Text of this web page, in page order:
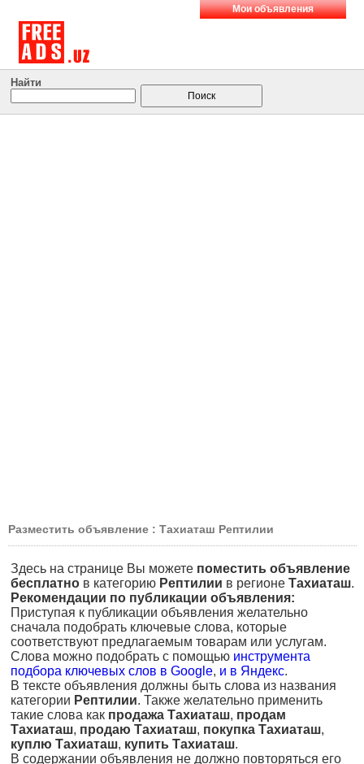
Мои объявления
Найти
Разместить объявление : Тахиаташ Рептилии
Здесь на странице Вы можете поместить объявление
бесплатно в категорию Рептилии в регионе Тахиаташ.
Рекомендации по публикации объявления:
Приступая к публикации объявления желательно
сначала подобрать ключевые слова, которые
соответствуют предлагаемым товарам или услугам.
Слова можно подобрать с помощью инструмента
подбора ключевых слов в Google, и в Яндекс.
В тексте объявления должны быть слова из названия
категории Рептилии. Также желательно применить
такие слова как продажа Тахиаташ, продам
Тахиаташ, продаю Тахиаташ, покупка Тахиаташ,
куплю Тахиаташ, купить Тахиаташ.
В содержании объявления не должно повторяться его